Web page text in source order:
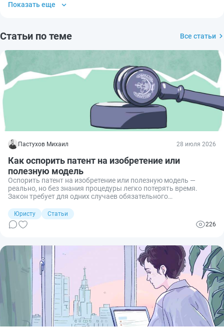
Показать еще
Статьи по теме Все статьи
Пастухов Михаил 28 июля 2026
Как оспорить патент на изобретение или
полезную модель
Оспорить патент на изобретение или полезную модель —
реально, но без знания процедуры легко потерять время.
Закон требует для одних случаев обязательного
Объясняю, когда идти в Палату по патентным спорам, когда —
в Суд по интеллектуальным правам, а когда в районный суд.
Юристу
Статьи
226